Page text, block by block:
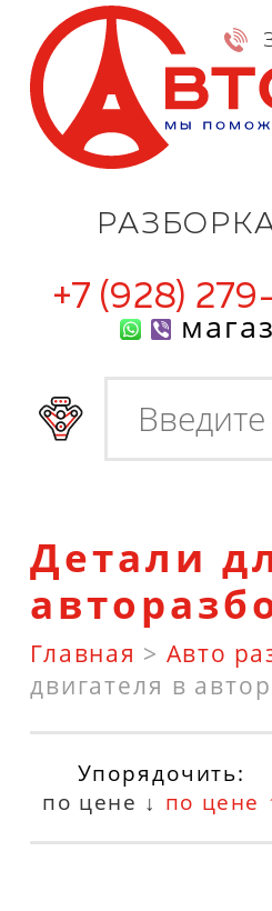
+7 (928)
Детали
Главная > Авто
двигателя в
Упорядочить:
по цене ↓ по цене